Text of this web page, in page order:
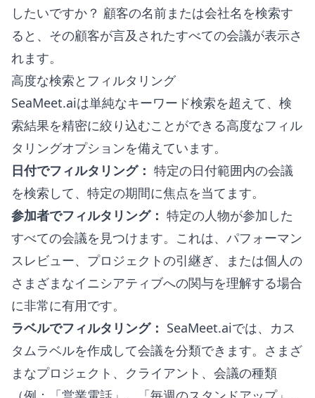
したいですか？ 顧客の名前または会社名を検索す
ると、その顧客が言及されたすべての会議が表示さ
れます。
高度な検索とフィルタリング
SeaMeet.aiは単純なキーワード検索を超えて、検
索結果を精密に絞り込むことができる高度なフィル
タリングオプションを備えています。
日付でフィルタリング： 特定の日付範囲内の会議
を検索して、特定の期間に焦点を当てます。
参加者でフィルタリング： 特定の人物が参加した
すべての会議を見つけます。これは、パフォーマン
スレビュー、プロジェクトの引継ぎ、または個人の
さまざまなイニシアティブへの関与を理解する場合
に非常に有用です。
ラベルでフィルタリング： SeaMeet.aiでは、カス
タムラベルを作成して会議を分類できます。さまざ
まなプロジェクト、クライアント、会議の種類